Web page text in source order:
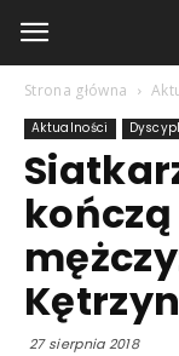
Strona główna
Aktualności
27 sierpnia 2018